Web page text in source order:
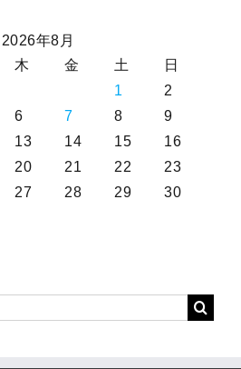
2026年8月
木 金 土
日
1
2
6 7 8
9
13 14 15
16
20 21 22
23
27 28 29
30